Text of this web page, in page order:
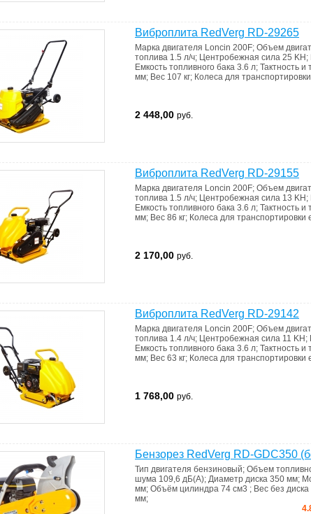
Виброплита RedVerg RD-29265
Марка двигателя Loncin 200F; Объем
топлива 1.5 л/ч; Центробежная сила 25 KH ;
Емкость топливного бака 3.6 л; Тактность и
мм; Вес 107 кг; Колеса для транспортировки
2 448,00 руб.
Виброплита RedVerg RD-29155
Марка двигателя Loncin 200F; Объем
топлива 1.5 л/ч; Центробежная сила 13 KH ;
Емкость топливного бака 3.6 л; Тактность и
мм; Вес 86 кг; Колеса для транспортировки
2 170,00 руб.
Виброплита RedVerg RD-29142
Марка двигателя Loncin 200F; Объем
топлива 1.4 л/ч; Центробежная сила 11 KH ;
Емкость топливного бака 3.6 л; Тактность и
мм; Вес 63 кг; Колеса для транспортировки
1 768,00 руб.
Бензорез RedVerg RD-GDC350
Тип двигателя бензиновый; Объем
шума 109,6 дБ(А); Диаметр диска 350 мм;
мм; Объём цилиндра 74 см3 ; Вес без диска
мм;